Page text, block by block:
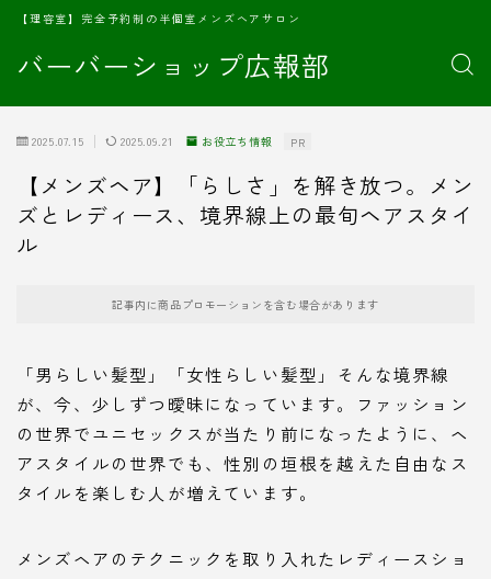
バーバーショップ広報部
【理容室】完全予約制の半個室メンズヘアサロン
2025.07.15 2025.09.21 お役立ち情報 PR
【メンズヘア】「らしさ」を解き放つ。メン
ズとレディース、境界線上の最旬ヘアスタイ
ル
記事内に商品プロモーションを含む場合があります
「男らしい髪型」「女性らしい髪型」そんな境界線
が、今、少しずつ曖昧になっています。ファッション
の世界でユニセックスが当たり前になったように、ヘ
アスタイルの世界でも、性別の垣根を越えた自由なス
タイルを楽しむ人が増えています。
メンズヘアのテクニックを取り入れたレディースショ